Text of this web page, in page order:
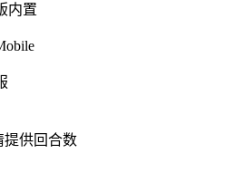
内置
提供回合数